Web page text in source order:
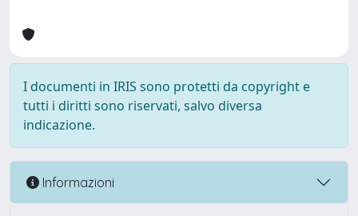
I documenti in IRIS sono protetti da copyright e
tutti i diritti sono riservati, salvo diversa
indicazione.
Informazioni